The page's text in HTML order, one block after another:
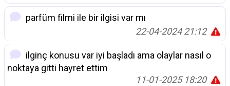
parfüm filmi ile bir ilgisi var mı
22-04-2024 21:12
ilginç konusu var iyi başladı ama olaylar nasıl o
noktaya gitti hayret ettim
11-01-2025 18:20